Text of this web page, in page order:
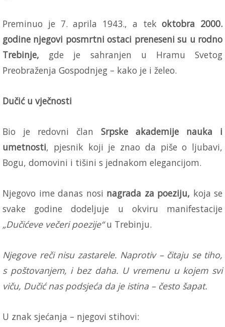
Preminuo je 7. aprila 1943., a tekoktobra 2000.
godine njegovi posmrtni ostaci preneseni su u rodno
Trebinje, gde je sahranjen u Hramu Svetog
Preobraženja Gospodnjeg – kako je i želeo.
Dučić u vječnosti
Bio je redovni član Srpske akademije nauka i
umetnosti, pjesnik koji je znao da piše o ljubavi,
Bogu, domovini i tišini s jednakom elegancijom.
Njegovo ime danas nosi nagrada za poeziju, koja se
svake godine dodeljuje u okviru manifestacije
„Dučićeve večeri poezije“u Trebinju.
Njegove reči nisu zastarele. Naprotiv – čitaju se tiho,
s poštovanjem, i bez daha. U vremenu u kojem svi
viču, Dučić nas podsjeća da je istina – često šapat.
U znak sjećanja – njegovi stihovi: